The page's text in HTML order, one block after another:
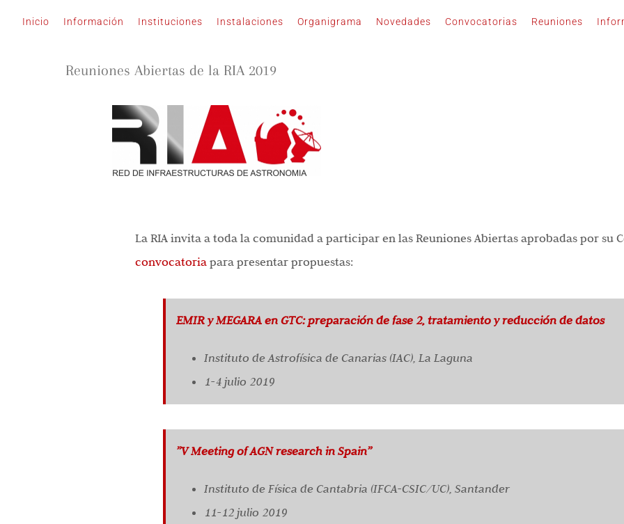
Inicio Información Instituciones Instalaciones Organigrama Novedades Convocatorias Reuniones
Reuniones Abiertas de la RIA 2019
La RIA invita a toda la comunidad a participar en las Reuniones Abiertas aprobadas por su
convocatoriapara presentar propuestas:
EMIR y MEGARA en GTC: preparación de fase 2, tratamiento y reducción de datos
Instituto de Astrofísica de Canarias (IAC), La Laguna
1-4 julio 2019
”V Meeting of AGN research in Spain”
Instituto de Física de Cantabria (IFCA-CSIC/UC), Santander
11-12 julio 2019